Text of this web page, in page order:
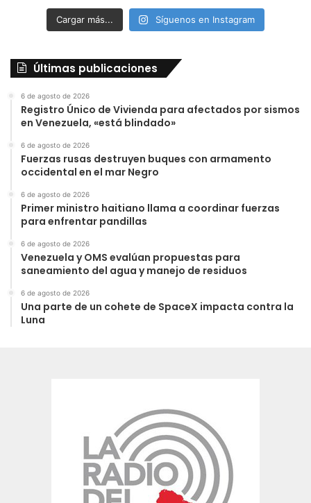
Cargar más... Síguenos en Instagram
Últimas publicaciones
6 de agosto de 2026
Registro Único de Vivienda para afectados por sismos
en Venezuela, «está blindado»
6 de agosto de 2026
Fuerzas rusas destruyen buques con armamento
occidental en el mar Negro
6 de agosto de 2026
Primer ministro haitiano llama a coordinar fuerzas
para enfrentar pandillas
6 de agosto de 2026
Venezuela y OMS evalúan propuestas para
saneamiento del agua y manejo de residuos
6 de agosto de 2026
Una parte de un cohete de SpaceX impacta contra la
Luna